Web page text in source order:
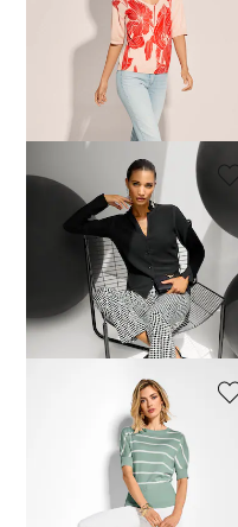
49,00 €109,95 €
MADELEINE
179,95 €
+1 Kleuren
Laagste prijs van de afgelopen 30
dagen**: 109,00 € (-9%)
Trui. Puur katoen
109,95 €
+2 Kleuren